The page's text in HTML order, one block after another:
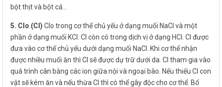
bột thịt và bột cá…
5. Clo (Cl) Clo trong cơ thể chủ yếu ở dạng muối NaCl và một
phần ở dạng muối KCl. Cl còn có trong dịch vị ở dạng HCl. Cl được
đưa vào cơ thể chủ yếu dưới dạng muối NaCl. Khi cơ thể nhận
được nhiều muối ăn thì Cl sẽ được dự trữ dưới da. Cl tham gia vào
quá trình cân bằng các ion giữa nội và ngoại bào. Nếu thiếu Cl con
vật sẽ kém ăn và nếu thừa Cl thì có thể gây độc cho cơ thể. Bổ